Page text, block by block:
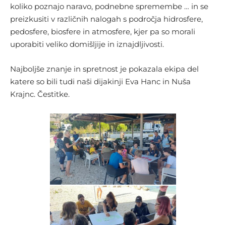
koliko poznajo naravo, podnebne spremembe … in se
preizkusiti v različnih nalogah s področja hidrosfere,
pedosfere, biosfere in atmosfere, kjer pa so morali
uporabiti veliko domišljije in iznajdljivosti.
Najboljše znanje in spretnost je pokazala ekipa del
katere so bili tudi naši dijakinji Eva Hanc in Nuša
Krajnc. Čestitke.